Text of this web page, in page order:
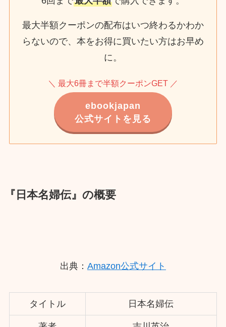
最大半額クーポンの配布はいつ終わるかわか
らないので、本をお得に買いたい方はお早め
に。
＼ 最大6冊まで半額クーポンGET ／
ebookjapan
公式サイトを見る
『日本名婦伝』の概要
出典： Amazon公式サイト
タイトル 日本名婦伝